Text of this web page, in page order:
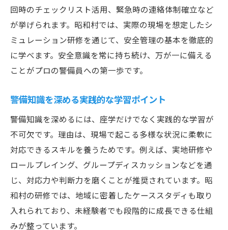
回時のチェックリスト活用、緊急時の連絡体制確立など
が挙げられます。昭和村では、実際の現場を想定したシ
ミュレーション研修を通じて、安全管理の基本を徹底的
に学べます。安全意識を常に持ち続け、万が一に備える
ことがプロの警備員への第一歩です。
警備知識を深める実践的な学習ポイント
警備知識を深めるには、座学だけでなく実践的な学習が
不可欠です。理由は、現場で起こる多様な状況に柔軟に
対応できるスキルを養うためです。例えば、実地研修や
ロールプレイング、グループディスカッションなどを通
じ、対応力や判断力を磨くことが推奨されています。昭
和村の研修では、地域に密着したケーススタディも取り
入れられており、未経験者でも段階的に成長できる仕組
みが整っています。